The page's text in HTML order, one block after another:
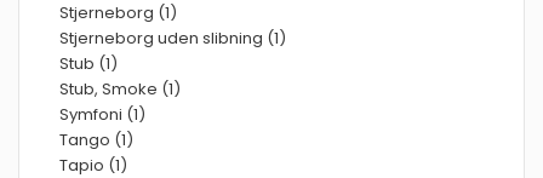
Stjerneborg (1)
Stjerneborg uden slibning (1)
Stub (1)
Stub, Smoke (1)
Symfoni (1)
Tango (1)
Tapio (1)